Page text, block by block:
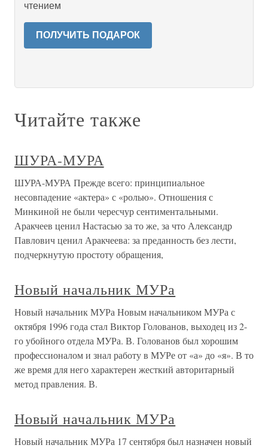
чтением
ПОЛУЧИТЬ ПОДАРОК
Читайте также
ШУРА-МУРА
ШУРА-МУРА Прежде всего: принципиальное
несовпадение «актера» с «ролью». Отношения с
Минкиной не были чересчур сентиментальными.
Аракчеев ценил Настасью за то же, за что Александр
Павлович ценил Аракчеева: за преданность без лести,
подчеркнутую простоту обращения,
Новый начальник МУРа
Новый начальник МУРа Новым начальником МУРа с
октября 1996 года стал Виктор Голованов, выходец из 2-
го убойного отдела МУРа. В. Голованов был хорошим
профессионалом и знал работу в МУРе от «а» до «я». В то
же время для него характерен жесткий авторитарный
метод правления. В.
Новый начальник МУРа
Новый начальник МУРа 17 сентября был назначен новый